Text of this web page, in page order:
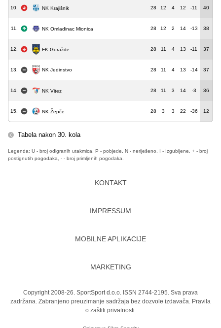
10. NK Krajišnik 28 12 4 12 -11 40
11. NK Omladinac Mionica 28 12 2 14 -13 38
12. FK Goražde 28 11 4 13 -11 37
13. NK Jedinstvo 28 11 4 13 -14 37
14. NK Vitez 28 11 3 14 -3 36
15. NK Žepče 28 3 3 22 -36 12
Tabela nakon 30. kola
Legenda: U - broj odigranih utakmica, P - pobjede, N - neriješeno, I - Izgubljene, + - broj
postignutih pogodaka, - - broj primljenih pogodaka.
KONTAKT
IMPRESSUM
MOBILNE APLIKACIJE
MARKETING
Copyright 2008-26. SportSport d.o.o. ISSN 2744-2195. Sva prava
zadržana. Zabranjeno preuzimanje sadržaja bez dozvole izdavača. Pravila
o zaštiti privatnosti.